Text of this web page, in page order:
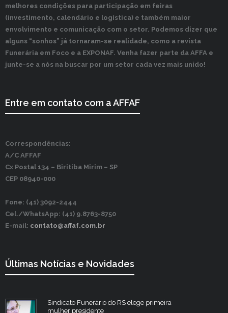
melhores condições para participação em feiras
(investimento, calendário e logística) e também maior
envolvimento e comunicação com o setor. Podemos dizer que
alguns “sonhos” já tornaram-se realidade, como a revista
Funerária em Foco e a EXPONAF. Venha fazer parte da AFFA e
junte-se a nós na buscar por um setor cada vez mais unido!
Entre em contato com a AFFAF
Correspondências:
A/C AFFAF
Cx Postal 134 – Biritiba Mirim – SP
CEP 08940-000
Fone: (41) 3092-2444
Cel./WhatsApp: (41) 9.8763-8750
E-mail: contato@affaf.com.br
Últimas Notícias e Novidades
Sindicato Funerário do RS elege primeira
mulher presidente